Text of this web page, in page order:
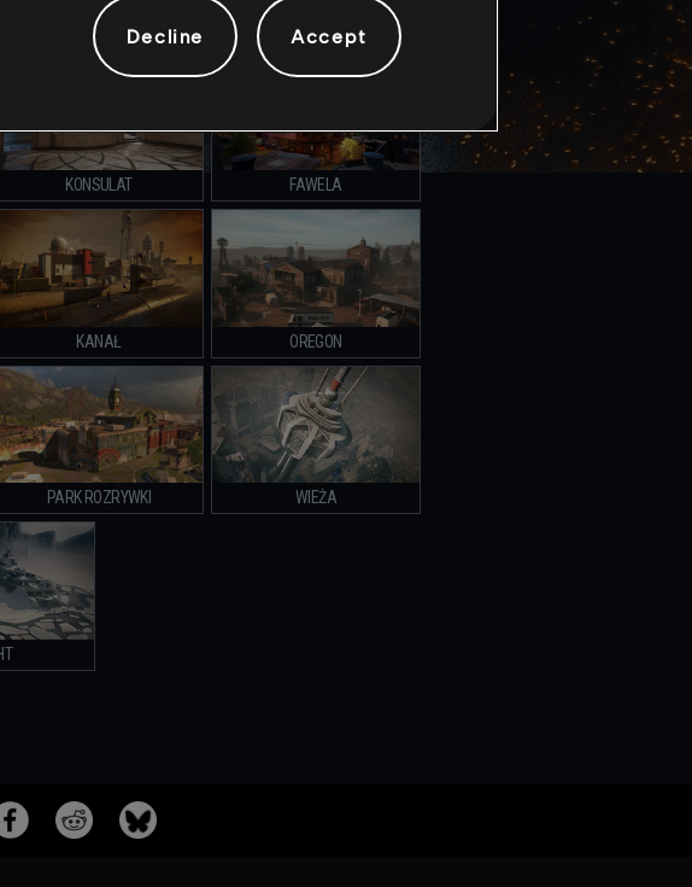
KRYJÓWKA LABORATORIA NIGHTHAVEN
KONSULAT FAWELA
KANAŁ OREGON
PARK ROZRYWKI WIEŻA
Decline Accept